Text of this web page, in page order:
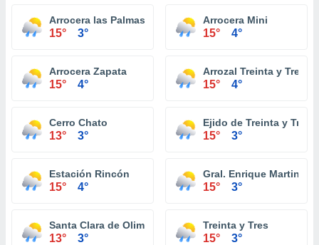
Arrocera las Palmas
15° 3°
Arrocera Mini
15° 4°
Arrocera Zapata
15° 4°
Arrozal Treinta y Tres
15° 4°
Cerro Chato
13° 3°
Ejido de Treinta y Tres
15° 3°
Estación Rincón
15° 4°
Gral. Enrique Martinez
15° 3°
Santa Clara de Olimar
13° 3°
Treinta y Tres
15° 3°